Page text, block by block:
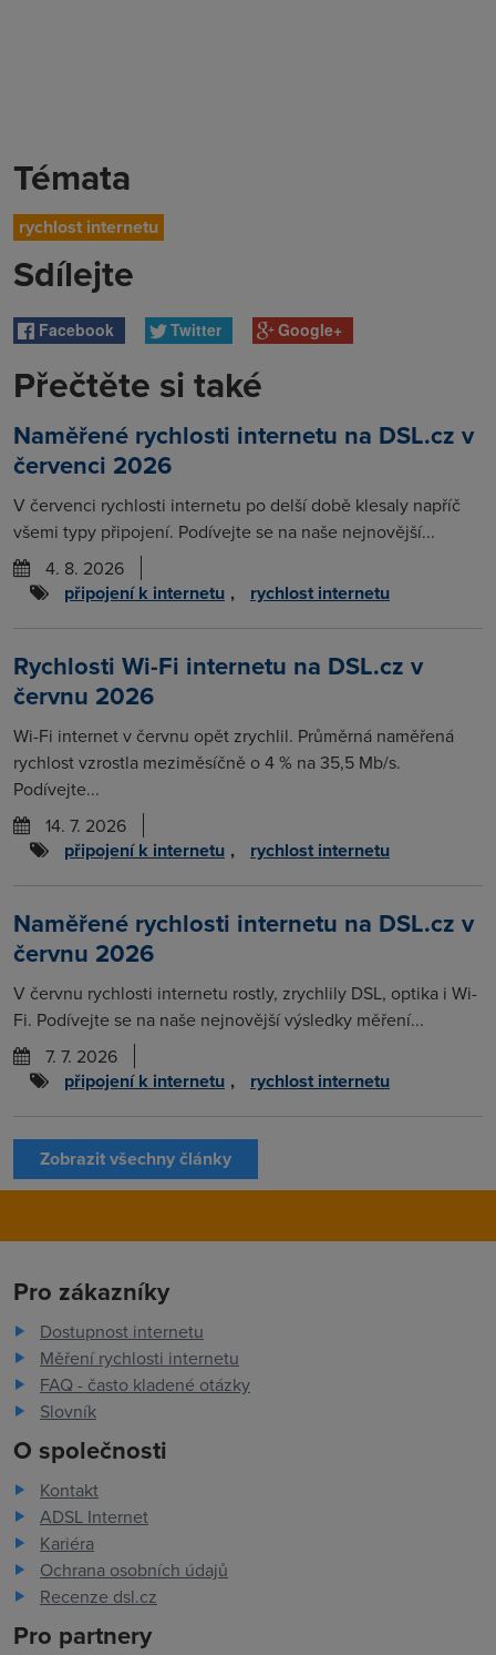
Témata
rychlost internetu
Sdílejte
Facebook Twitter Google+
Přečtěte si také
Naměřené rychlosti internetu na DSL.cz v
červenci 2026
V červenci rychlosti internetu po delší době klesaly napříč
všemi typy připojení. Podívejte se na naše nejnovější...
4. 8. 2026
připojení k internetu , rychlost internetu
Rychlosti Wi-Fi internetu na DSL.cz v
červnu 2026
Wi-Fi internet v červnu opět zrychlil. Průměrná naměřená
rychlost vzrostla meziměsíčně o 4 % na 35,5 Mb/s.
Podívejte...
14. 7. 2026
připojení k internetu , rychlost internetu
Naměřené rychlosti internetu na DSL.cz v
červnu 2026
V červnu rychlosti internetu rostly, zrychlily DSL, optika i Wi-
Fi. Podívejte se na naše nejnovější výsledky měření...
7. 7. 2026
připojení k internetu , rychlost internetu
Zobrazit všechny články
Pro zákazníky
Dostupnost internetu
Měření rychlosti internetu
FAQ - často kladené otázky
Slovník
O společnosti
Kontakt
ADSL Internet
Kariéra
Ochrana osobních údajů
Recenze dsl.cz
Pro partnery